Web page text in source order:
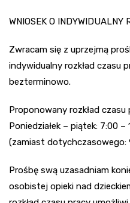
WNIOSEK O INDYWIDUALNY
Zwracam się z uprzejmą
indywidualny rozkład czasu
bezterminowo.
Proponowany rozkład czasu
Poniedziałek – piątek: 7:00 –
(zamiast dotychczasowego:
Prośbę swą uzasadniam
osobistej opieki nad